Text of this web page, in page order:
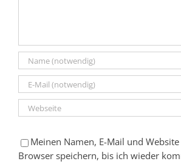
Meinen Namen, E-Mail und
Browser speichern, bis ich wieder